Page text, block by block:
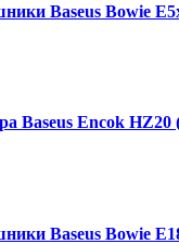
Baseus Bowie
Baseus Encok HZ20
Baseus Bowie